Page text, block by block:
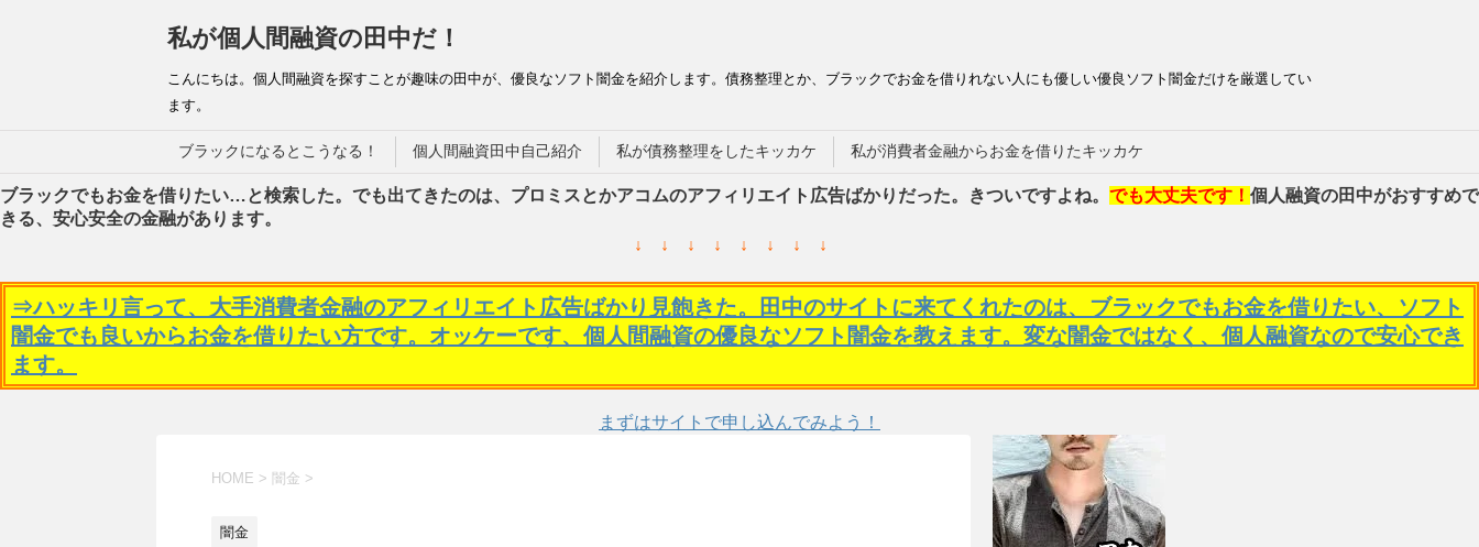
私が個人間融資の田中だ！
こんにちは。個人間融資を探すことが趣味の田中が、優良なソフト闇金を紹介します。債務整理とか、ブラックでお金を借りれない人にも優しい優良ソフト闇金だけを厳選してい
ます。
ブラックになるとこうなる！ 個人間融資田中自己紹介 私が債務整理をしたキッカケ 私が消費者金融からお金を借りたキッカケ
ブラックでもお金を借りたい…と検索した。でも出てきたのは、プロミスとかアコムのアフィリエイト広告ばかりだった。きついですよね。 でも大丈夫です！ 個人融資の田中がおすすめで
きる、安心安全の金融があります。
↓ ↓ ↓ ↓ ↓ ↓ ↓ ↓
⇒ハッキリ言って、大手消費者金融のアフィリエイト広告ばかり見飽きた。田中のサイトに来てくれたのは、ブラックでもお金を借りたい、ソフト
闇金でも良いからお金を借りたい方です。オッケーです、個人間融資の優良なソフト闇金を教えます。変な闇金ではなく、個人融資なので安心でき
ます。
まずはサイトで申し込んでみよう！
HOME > 闇金 >
闇金